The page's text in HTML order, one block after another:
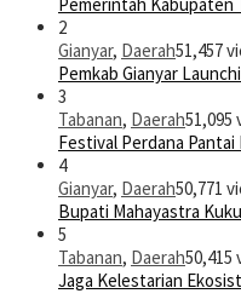
2
Gianyar, Daerah51,457
Pemkab Gianyar
3
Tabanan, Daerah51,095
Festival Perdana
4
Gianyar, Daerah50,771
Bupati Mahayastra
5
Tabanan, Daerah50,415
Jaga Kelestarian